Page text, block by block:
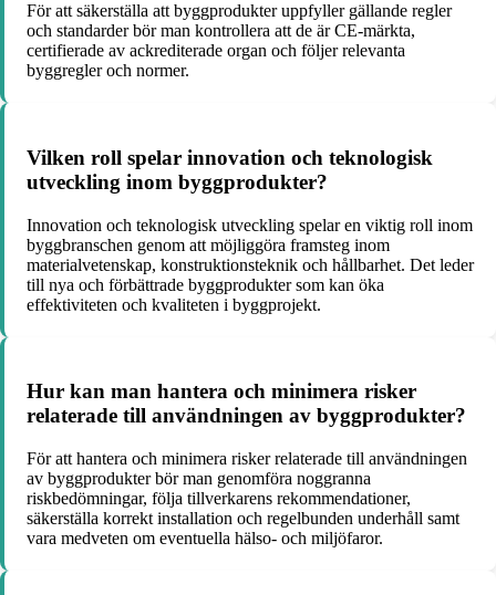
För att säkerställa att byggprodukter uppfyller gällande regler
och standarder bör man kontrollera att de är CE-märkta,
certifierade av ackrediterade organ och följer relevanta
byggregler och normer.
Vilken roll spelar innovation och teknologisk
utveckling inom byggprodukter?
Innovation och teknologisk utveckling spelar en viktig roll inom
byggbranschen genom att möjliggöra framsteg inom
materialvetenskap, konstruktionsteknik och hållbarhet. Det leder
till nya och förbättrade byggprodukter som kan öka
effektiviteten och kvaliteten i byggprojekt.
Hur kan man hantera och minimera risker
relaterade till användningen av byggprodukter?
För att hantera och minimera risker relaterade till användningen
av byggprodukter bör man genomföra noggranna
riskbedömningar, följa tillverkarens rekommendationer,
säkerställa korrekt installation och regelbunden underhåll samt
vara medveten om eventuella hälso- och miljöfaror.